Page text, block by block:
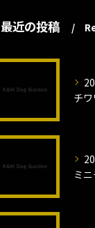
最近の投稿